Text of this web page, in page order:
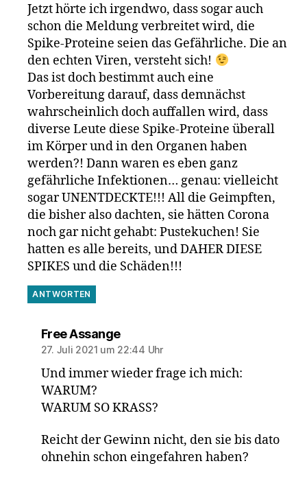
Jetzt hörte ich irgendwo, dass sogar auch
schon die Meldung verbreitet wird, die
Spike-Proteine seien das Gefährliche. Die an
den echten Viren, versteht sich!
Das ist doch bestimmt auch eine
Vorbereitung darauf, dass demnächst
wahrscheinlich doch auffallen wird, dass
diverse Leute diese Spike-Proteine überall
im Körper und in den Organen haben
werden?! Dann waren es eben ganz
gefährliche Infektionen… genau: vielleicht
sogar UNENTDECKTE!!! All die Geimpften,
die bisher also dachten, sie hätten Corona
noch gar nicht gehabt: Pustekuchen! Sie
hatten es alle bereits, und DAHER DIESE
SPIKES und die Schäden!!!
ANTWORTEN
Free Assangesagt:
27. Juli 2021 um 22:44 Uhr
Und immer wieder frage ich mich:
WARUM?
WARUM SO KRASS?
Reicht der Gewinn nicht, den sie bis dato
ohnehin schon eingefahren haben?